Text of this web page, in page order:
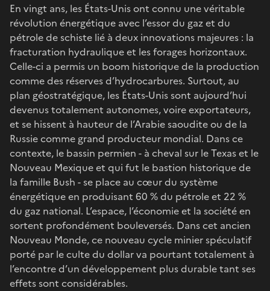
En vingt ans, les États-Unis ont connu une véritable
révolution énergétique avec l’essor du gaz et du
pétrole de schiste lié à deux innovations majeures : la
fracturation hydraulique et les forages horizontaux.
Celle-ci a permis un boom historique de la production
comme des réserves d’hydrocarbures. Surtout, au
plan géostratégique, les États-Unis sont aujourd’hui
devenus totalement autonomes, voire exportateurs,
et se hissent à hauteur de l’Arabie saoudite ou de la
Russie comme grand producteur mondial. Dans ce
contexte, le bassin permien - à cheval sur le Texas et le
Nouveau Mexique et qui fut le bastion historique de
la famille Bush - se place au cœur du système
énergétique en produisant 60 % du pétrole et 22 %
du gaz national. L’espace, l’économie et la société en
sortent profondément bouleversés. Dans cet ancien
Nouveau Monde, ce nouveau cycle minier spéculatif
porté par le culte du dollar va pourtant totalement à
l’encontre d’un développement plus durable tant ses
effets sont considérables.